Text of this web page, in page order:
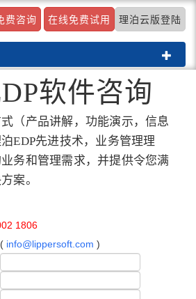
费咨询 在线免费试用 理泊云版登陆
Toggle
软件咨询
（产品讲解，功能演示，信息
EDP先进技术，业务管理理
务和管理需求，并提供令您满
案。
1806
( info@lippersoft.com )